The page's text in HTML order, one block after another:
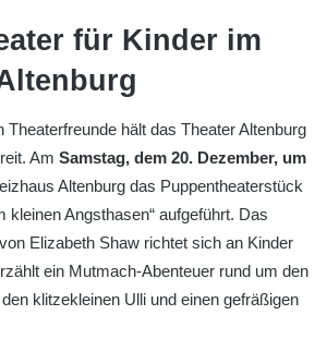
für Kinder im
Theaterfreunde hält das Theater Altenburg
Am Samstag, dem 20. Dezember, um
Altenburg das Puppentheaterstück
kleinen Angsthasen“ aufgeführt. Das
Elizabeth Shaw richtet sich an Kinder
ein Mutmach-Abenteuer rund um den
klitzekleinen Ulli und einen gefräßigen